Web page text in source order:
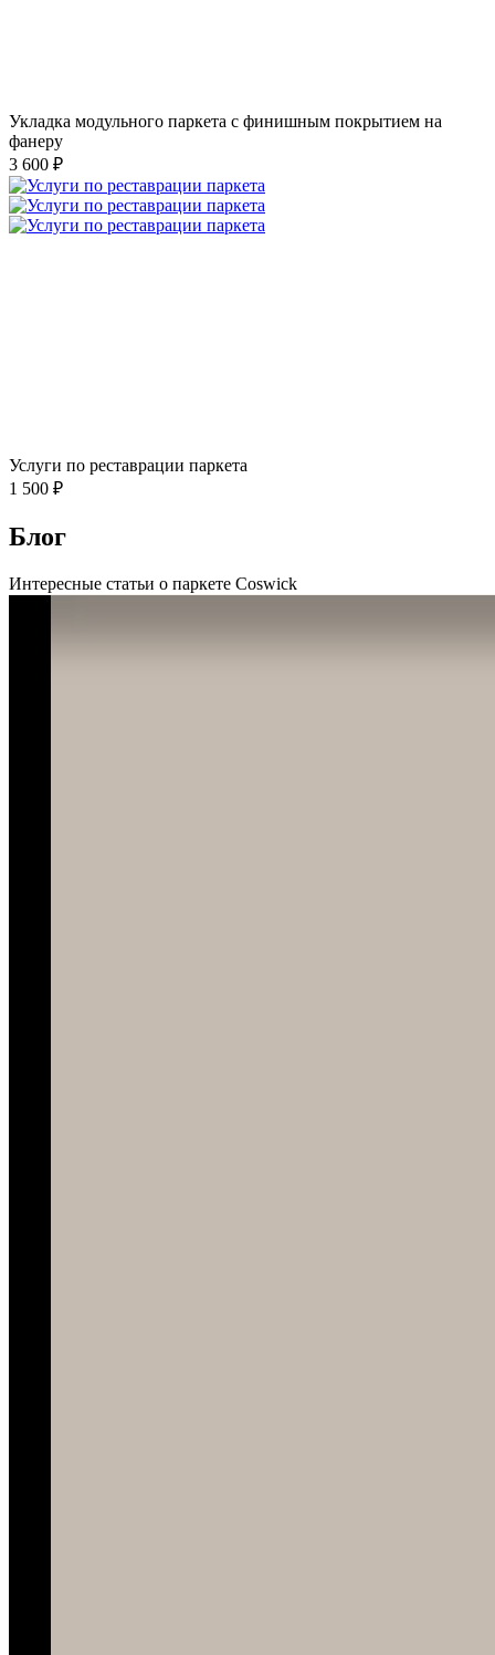
Укладка модульного паркета с финишным покрытием на
фанеру
3 600 ₽
Услуги по реставрации паркета
1 500 ₽
Блог
Интересные статьи о паркете Coswick